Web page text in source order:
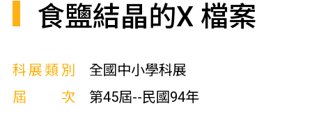
食鹽結晶的X 檔案
科展類別
全國中小學科展
屆次
第45屆--民國94年